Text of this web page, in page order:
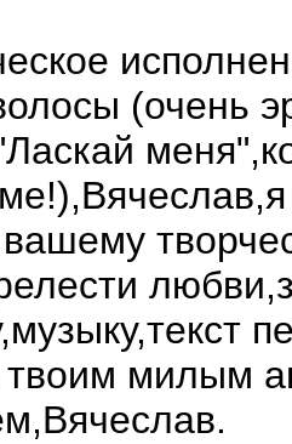
(очень
твоим милым